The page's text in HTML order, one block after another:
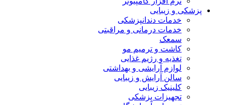
پزشکی و زیبایی
خدمات دندانپزشکی
خدمات درمانی و مراقبتی
سمعک
کاشت و ترمیم مو
تغذیه و رژیم غذایی
لوازم آرایشی و بهداشتی
سالن آرایش و زیبایی
کلینیک زیبایی
تجهیزات پزشکی